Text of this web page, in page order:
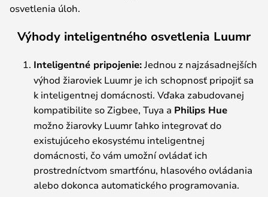
osvetlenia úloh.
Výhody inteligentného osvetlenia Luumr
Inteligentné pripojenie: Jednou z najzásadnejších
výhod žiaroviek Luumr je ich schopnosť pripojiť sa
k inteligentnej domácnosti. Vďaka zabudovanej
kompatibilite so Zigbee, Tuya a Philips Hue
možno žiarovky Luumr ľahko integrovať do
existujúceho ekosystému inteligentnej
domácnosti, čo vám umožní ovládať ich
prostredníctvom smartfónu, hlasového ovládania
alebo dokonca automatického programovania.